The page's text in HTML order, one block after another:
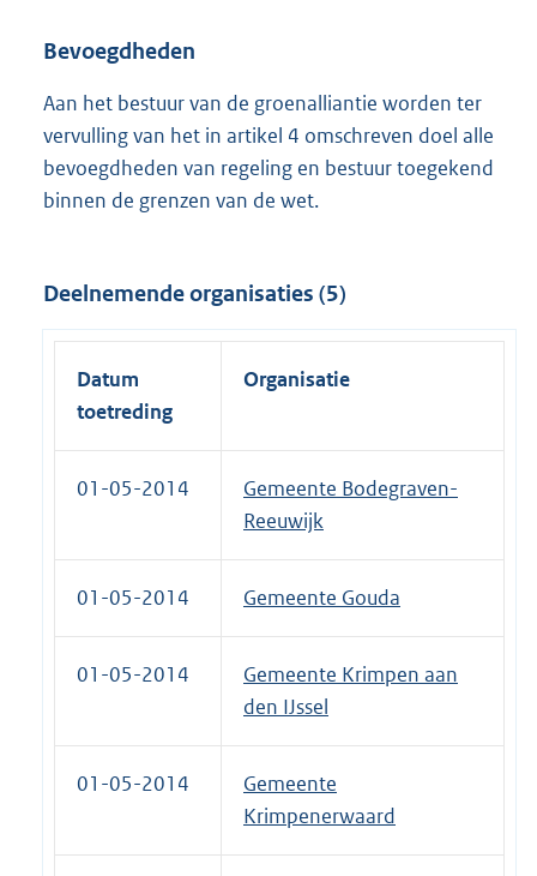
Bevoegdheden
Aan het bestuur van de groenalliantie worden ter
vervulling van het in artikel 4 omschreven doel alle
bevoegdheden van regeling en bestuur toegekend
binnen de grenzen van de wet.
Deelnemende organisaties (5)
Datum
toetreding
Organisatie
01-05-2014
Gemeente Bodegraven-
Reeuwijk
01-05-2014 Gemeente Gouda
01-05-2014
Gemeente Krimpen aan
den IJssel
01-05-2014
Gemeente
Krimpenerwaard